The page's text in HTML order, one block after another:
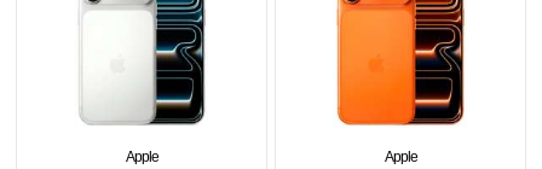
Apple Apple